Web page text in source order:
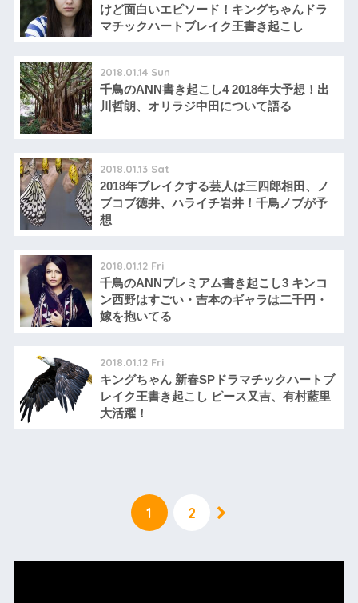
けど面白いエピソード！キングちゃんドラ
マチックハートブレイク王書き起こし
2018.01.14 Sun
千鳥のANN書き起こし4 2018年大予想！出
川哲朗、オリラジ中田について語る
2018.01.13 Sat
2018年ブレイクする芸人は三四郎相田、ノ
ブコブ徳井、ハライチ岩井！千鳥ノブが予
想
2018.01.12 Fri
千鳥のANNプレミアム書き起こし3 キンコ
ン西野はすごい・吉本のギャラは二千円・
嫁を抱いてる
2018.01.12 Fri
キングちゃん 新春SPドラマチックハートブ
レイク王書き起こし ピース又吉、有村藍里
大活躍！
1 2